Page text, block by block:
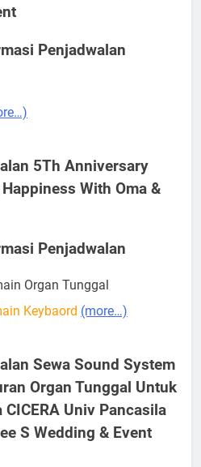
Penjadwalan
5Th Anniversary
With Oma &
Penjadwalan
Organ Tunggal
Keybaord (more…)
Sewa Sound System
Organ Tunggal Untuk
Univ Pancasila
S Wedding & Event